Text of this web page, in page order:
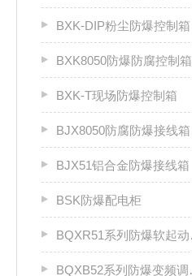
BXK-DIP粉尘防爆控制箱
BXK8050防爆防腐控制箱
BXK-T现场防爆控制箱
BJX8050防腐防爆接线箱厂家
BJX51铝合金防爆接线箱
BSK防爆配电柜
BQXR51系列防爆软起动器（ⅡB）
BQXB52系列防爆变频调速箱（II B）